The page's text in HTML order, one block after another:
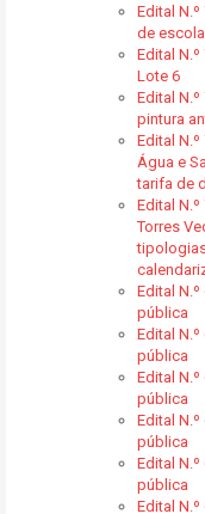
Edital
de
Edital
Lote 6
Edital
pintura
Edital
Água e
tarifa de
Edital
Torres
Edital
pública
Edital
pública
Edital
pública
Edital
pública
Edital
pública
Edital